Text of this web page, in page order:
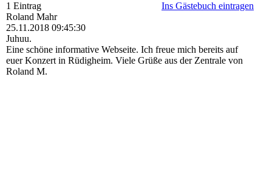
1 Eintrag
Ins Gästebuch eintragen
Roland Mahr
25.11.2018 09:45:30
Juhuu.
Eine schöne informative Webseite. Ich freue mich bereits auf
euer Konzert in Rüdigheim. Viele Grüße aus der Zentrale von
Roland M.